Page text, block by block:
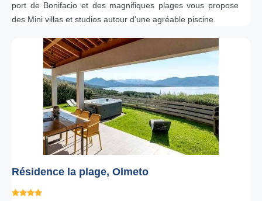
port de Bonifacio et des magnifiques plages vous propose
des Mini villas et studios autour d'une agréable piscine.
Résidence la plage, Olmeto